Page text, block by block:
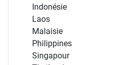
Asie du Sud-Est
Brunei
Cambodge
Indonésie
Laos